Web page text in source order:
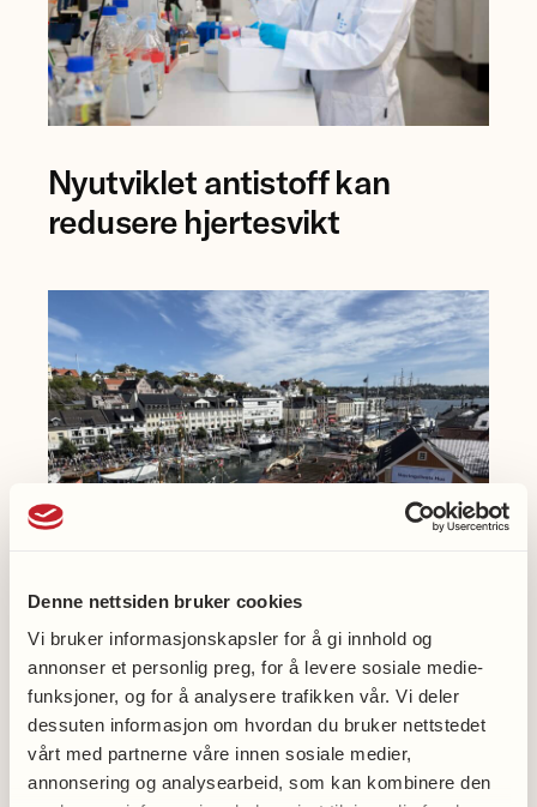
Denne nettsiden bruker cookies
Vi bruker informasjonskapsler for å gi innhold og
annonser et personlig preg, for å levere sosiale medie-
funksjoner, og for å analysere trafikken vår. Vi deler
dessuten informasjon om hvordan du bruker nettstedet
vårt med partnerne våre innen sosiale medier,
annonsering og analysearbeid, som kan kombinere den
Anna
Karisdotter
Universitetet
i
Bergen.
Nyutviklet antistoff kan
redusere hjertesvikt
Møt oss på Arendalsuka